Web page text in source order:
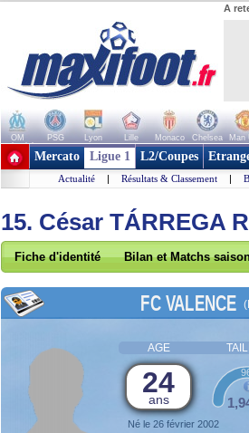
A
OM PSG Lyon Lille Monaco Chelsea Man
+ de clubs
Mercato Ligue 1 L2/Coupes
Actualité | Résultats & Classement |
15. César TÁRREGA
Fiche d'identité Bilan et Matchs
FC VALENCE
AGE
24
ans
Né le 26 février 2002